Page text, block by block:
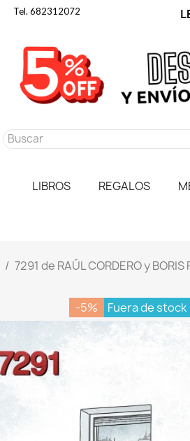
Tel. 682312072
LIBROS REGALOS
7291 de RAÚL CORDERO y BORIS
-5% Fuera de stock